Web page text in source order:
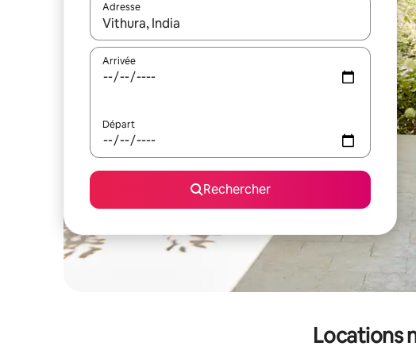
Adresse
Lorsque les résultats s'affichent, utilisez les flèches vers le
Arrivée
Départ
Rechercher
Locations